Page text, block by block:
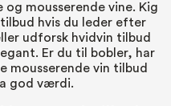
mousserende vine. Kig
hvis du leder efter
udforsk hvidvin tilbud
Er du til bobler, har
mousserende vin tilbud
god værdi.